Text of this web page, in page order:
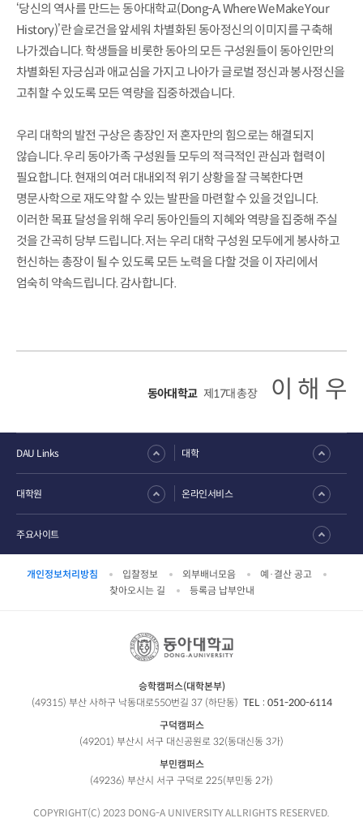
‘당신의 역사를 만드는 동아대학교(Dong-A, Where We Make Your
History)’란 슬로건을 앞세워 차별화된 동아정신의 이미지를 구축해
나가겠습니다. 학생들을 비롯한 동아의 모든 구성원들이 동아인만의
차별화된 자긍심과 애교심을 가지고 나아가 글로벌 정신과 봉사정신을
고취할 수 있도록 모든 역량을 집중하겠습니다.
우리 대학의 발전 구상은 총장인 저 혼자만의 힘으로는 해결되지
않습니다. 우리 동아가족 구성원들 모두의 적극적인 관심과 협력이
필요합니다. 현재의 여러 대내외적 위기 상황을 잘 극복한다면
명문사학으로 재도약 할 수 있는 발판을 마련할 수 있을 것입니다.
이러한 목표 달성을 위해 우리 동아인들의 지혜와 역량을 집중해 주실
것을 간곡히 당부 드립니다. 저는 우리 대학 구성원 모두에게 봉사하고
헌신하는 총장이 될 수 있도록 모든 노력을 다할 것을 이 자리에서
엄숙히 약속드립니다. 감사합니다.
동아대학교 제17대 총장 이 해 우
개인정보처리방침 입찰정보 외부배너모음
예·결산 공고
찾아오시는 길
등록금 납부안내
DAU Links 대학
대학원 온라인서비스
주요사이트
승학캠퍼스(대학본부)
(49315) 부산 사하구 낙동대로550번길 37 (하단동) TEL : 051-200-6114
구덕캠퍼스
(49201) 부산시 서구 대신공원로 32(동대신동 3가)
부민캠퍼스
(49236) 부산시 서구 구덕로 225(부민동 2가)
COPYRIGHT(C) 2023 DONG-A UNIVERSITY ALLRIGHTS RESERVED.